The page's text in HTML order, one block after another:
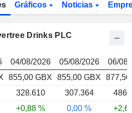
Gráficos Noticias
Drinks PLC
04/08/2026 05/08/2026
06/08/
855,00 GBX 855,00 GBX
328.610 307.364
+0,88 % 0,00 %